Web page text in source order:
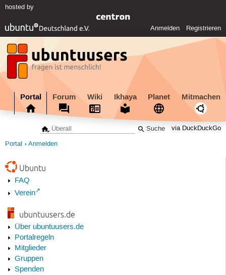
hosted by
Anmelden Registrieren
Portal Forum Wiki Ikhaya Planet Mitmachen
via DuckDuckGo
Portal Anmelden
Ubuntu
FAQ
Verein
ubuntuusers.de
Über ubuntuusers.de
Portalregeln
Mitglieder
Gruppen
Spenden